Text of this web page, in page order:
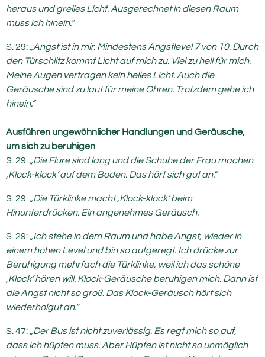
heraus und grelles Licht. Ausgerechnet in diesen Raum
muss ich hinein.“
S. 29: „Angst ist in mir. Mindestens Angstlevel 7 von 10. Durch
den Türschlitz kommt Licht auf mich zu. Viel zu hell für mich.
Meine Augen vertragen kein helles Licht. Auch die
Geräusche sind zu laut für meine Ohren. Trotzdem gehe ich
hinein.“
Ausführen ungewöhnlicher Handlungen und Geräusche,
um sich zu beruhigen
S. 29: „Die Flure sind lang und die Schuhe der Frau machen
‚Klock-klock‘ auf dem Boden. Das hört sich gut an."
S. 29: „Die Türklinke macht ‚Klock-klock‘ beim
Hinunterdrücken. Ein angenehmes Geräusch.
S. 29: „Ich stehe in dem Raum und habe Angst, wieder in
einem hohen Level und bin so aufgeregt. Ich drücke zur
Beruhigung mehrfach die Türklinke, weil ich das schöne
‚Klock‘ hören will. Klock-Geräusche beruhigen mich. Dann ist
die Angst nicht so groß. Das Klock-Geräusch hört sich
wiederholgut an.“
S. 47: „Der Bus ist nicht zuverlässig. Es regt mich so auf,
dass ich hüpfen muss. Aber Hüpfen ist nicht so unmöglich